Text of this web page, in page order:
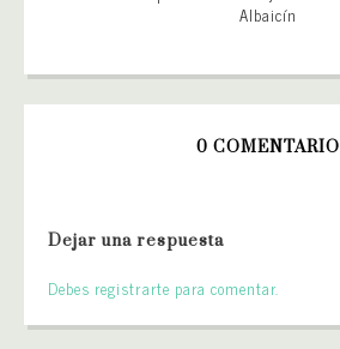
Albaicín
0 COMENTARIO
Dejar una respuesta
Debes registrarte para comentar.